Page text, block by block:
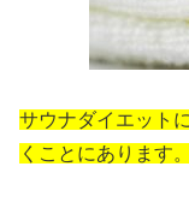
サウナダイエット
くことにあります。